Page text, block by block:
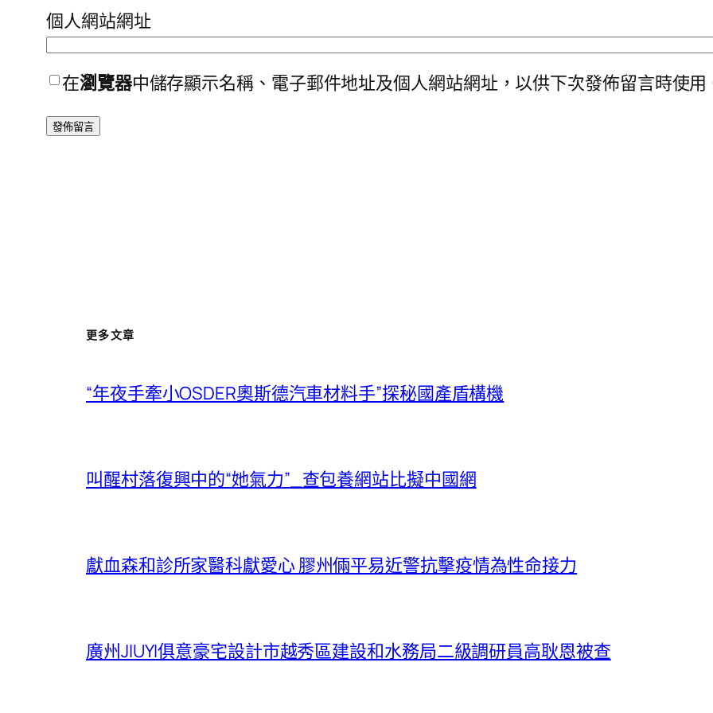
個人網站網址
在瀏覽器中儲存顯示名稱、電子郵件地址及個人網站網址，以供下次發佈留言時使用
更多文章
“年夜手牽小OSDER奧斯德汽車材料手”探秘國產盾構機
叫醒村落復興中的“她氣力”_查包養網站比擬中國網
獻血森和診所家醫科獻愛心 膠州倆平易近警抗擊疫情為性命接力
廣州JIUYI俱意豪宅設計市越秀區建設和水務局二級調研員高耿恩被查